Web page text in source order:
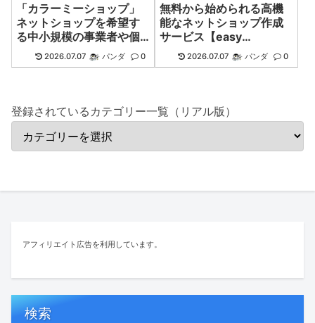
「カラーミーショップ」
ネットショップを希望す
る中小規模の事業者や個
人に推奨！
2026.07.07 パンダ 0
無料から始められる高機
能なネットショップ作成
サービス【easy
myShop】
2026.07.07 パンダ 0
登録されているカテゴリー一覧（リアル版）
アフィリエイト広告を利用しています。
検索